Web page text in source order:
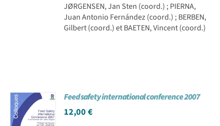
JØRGENSEN, Jan Sten (coord.) ; PIERNA,
Juan Antonio Fernández (coord.) ; BERBEN,
Gilbert (coord.) et BAETEN, Vincent (coord.)
Feed safety international conference 2007
12,00€